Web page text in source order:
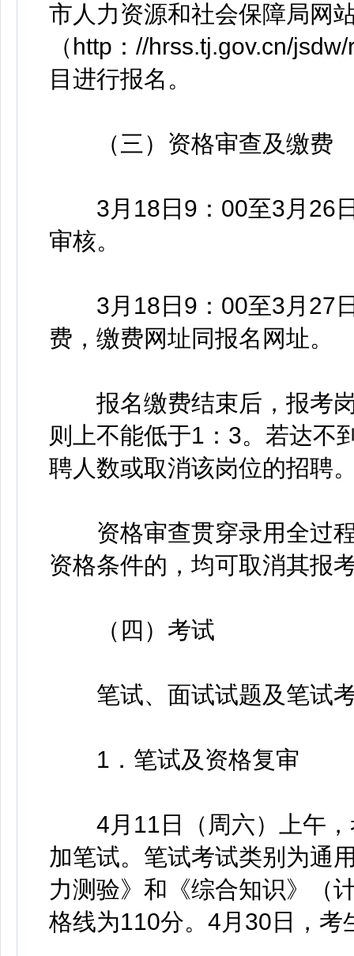
市人力资源和社会保障局网
（http：//hrss.tj.gov.cn/
目进行报名。
（三）资格审查及缴费
3月18日9：00至3月26日
审核。
3月18日9：00至3月27日
费，缴费网址同报名网址。
报名缴费结束后，报考岗
则上不能低于1：3。若达不
聘人数或取消该岗位的招聘
资格审查贯穿录用全过程
资格条件的，均可取消其报
（四）考试
笔试、面试试题及笔试考
1．笔试及资格复审
4月11日（周六）上午，
加笔试。笔试考试类别为通
力测验》和《综合知识》（
格线为110分。4月30日，考